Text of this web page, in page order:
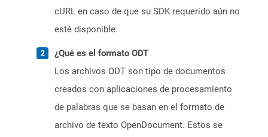
cURL en caso de que su SDK requerido aún no
esté disponible.
¿Qué es el formato ODT
Los archivos ODT son tipo de documentos
creados con aplicaciones de procesamiento
de palabras que se basan en el formato de
archivo de texto OpenDocument. Estos se